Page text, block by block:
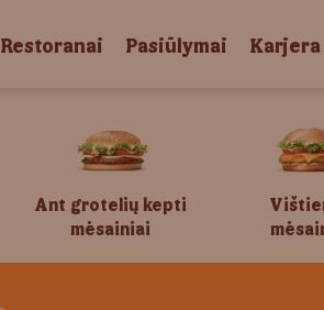
Restoranai Pasiūlymai Karjera
Ant grotelių kepti
mėsainiai